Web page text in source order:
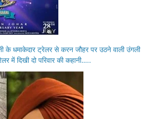
के धमाकेदार ट्रेलर से करन जौहर पर उठने वाली उंगली
में दिखी दो परिवार की कहानी…..